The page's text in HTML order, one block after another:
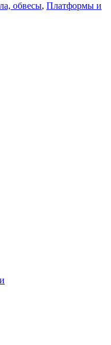
обвесы, Платформы и